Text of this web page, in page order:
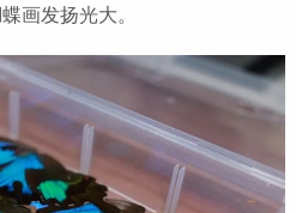
画发扬光大。